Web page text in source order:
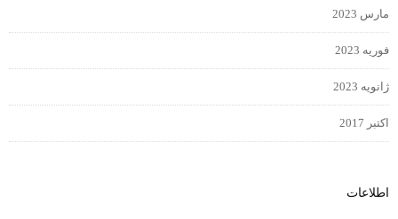
مارس 2023
فوریه 2023
ژانویه 2023
اکتبر 2017
اطلاعات